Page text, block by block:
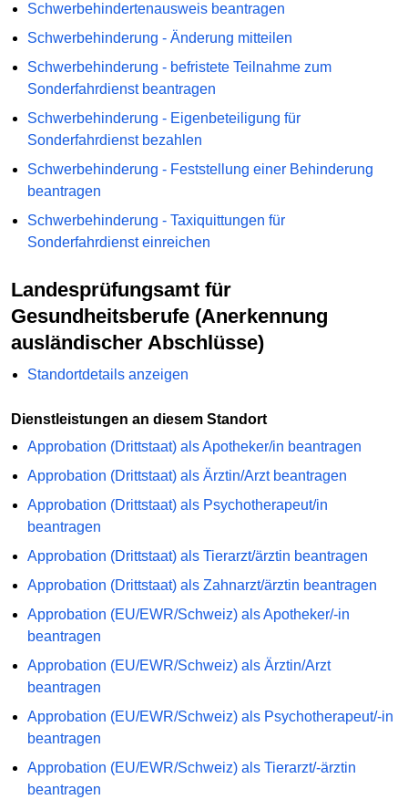
Schwerbehindertenausweis beantragen
Schwerbehinderung - Änderung mitteilen
Schwerbehinderung - befristete Teilnahme zum
Sonderfahrdienst beantragen
Schwerbehinderung - Eigenbeteiligung für
Sonderfahrdienst bezahlen
Schwerbehinderung - Feststellung einer Behinderung
beantragen
Schwerbehinderung - Taxiquittungen für
Sonderfahrdienst einreichen
Landesprüfungsamt für
Gesundheitsberufe (Anerkennung
ausländischer Abschlüsse)
Standortdetails anzeigen
Dienstleistungen an diesem Standort
Approbation (Drittstaat) als Apotheker/in beantragen
Approbation (Drittstaat) als Ärztin/Arzt beantragen
Approbation (Drittstaat) als Psychotherapeut/in
beantragen
Approbation (Drittstaat) als Tierarzt/ärztin beantragen
Approbation (Drittstaat) als Zahnarzt/ärztin beantragen
Approbation (EU/EWR/Schweiz) als Apotheker/-in
beantragen
Approbation (EU/EWR/Schweiz) als Ärztin/Arzt
beantragen
Approbation (EU/EWR/Schweiz) als Psychotherapeut/-in
beantragen
Approbation (EU/EWR/Schweiz) als Tierarzt/-ärztin
beantragen